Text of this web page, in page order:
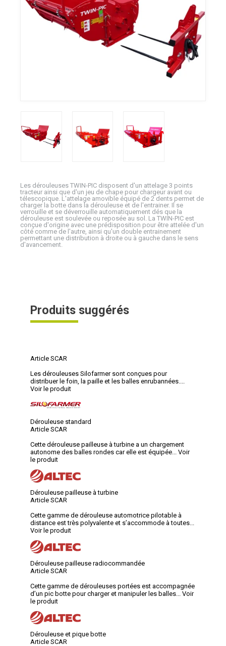
Les dérouleuses TWIN-PIC disposent d'un attelage 3 points
tracteur ainsi que d'un jeu de chape pour chargeur avant ou
télescopique. L'attelage amovible équipé de 2 dents permet de
charger la botte dans la dérouleuse et de l'entrainer. Il se
verrouille et se déverrouille automatiquement dés que la
dérouleuse est soulevée ou reposée au sol. La TWIN-PIC est
conçue d'origine avec une prédisposition pour être attelée d'un
côté comme de l'autre, ainsi qu'un double entrainement
permettant une distribution à droite ou à gauche dans le sens
d'avancement.
Produits suggérés
Article SCAR
Les dérouleuses Silofarmer sont conçues pour
distribuer le foin, la paille et les balles enrubannées....
Voir le produit
Dérouleuse standard
Article SCAR
Cette dérouleuse pailleuse à turbine a un chargement
autonome des balles rondes car elle est équipée...
Voir
le produit
Dérouleuse pailleuse à turbine
Article SCAR
Cette gamme de dérouleuse automotrice pilotable à
distance est très polyvalente et s’accommode à toutes...
Voir le produit
Dérouleuse pailleuse radiocommandée
Article SCAR
Cette gamme de dérouleuses portées est accompagnée
d’un pic botte pour charger et manipuler les balles...
Voir
le produit
Dérouleuse et pique botte
Article SCAR